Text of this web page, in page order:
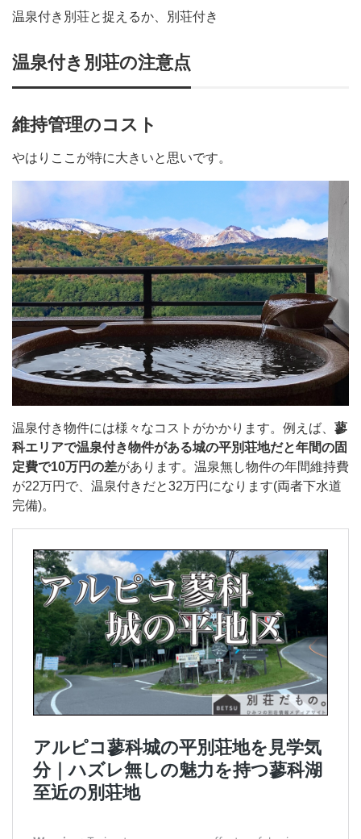
温泉付き別荘と捉えるか、別荘付き
温泉付き別荘の注意点
維持管理のコスト
やはりここが特に大きいと思いです。
温泉付き物件には様々なコストがかかります。例えば、 蓼
科エリアで温泉付き物件がある城の平別荘地だと年間の固
定費で10万円の差があります。温泉無し物件の年間維持費
が22万円で、温泉付きだと32万円になります(両者下水道
完備)。